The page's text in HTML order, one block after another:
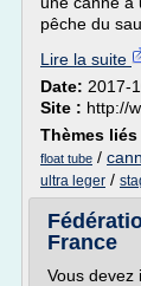
pêche du
Lire la suite
Date: 2017-
Site : http://
Thèmes liés
float tube /
ultra leger /
France
Vous devez